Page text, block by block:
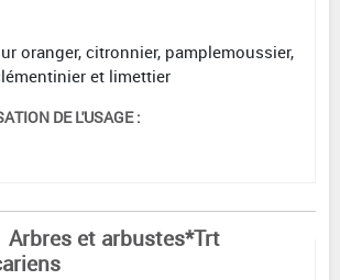
oranger, citronnier, pamplemoussier,
et limettier
DE L'USAGE :
Arbres et arbustes*Trt